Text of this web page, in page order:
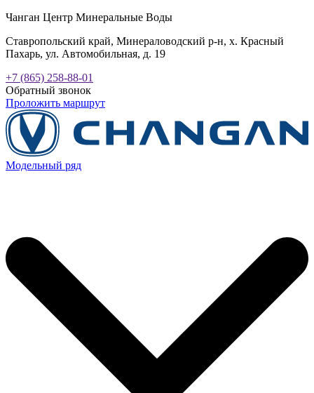
Чанган Центр Минеральные Воды
Ставропольский край, Минераловодский р-н, х. Красный
Пахарь, ул. Автомобильная, д. 19
+7 (865) 258-88-01
Обратный звонок
Проложить маршрут
Модельный ряд